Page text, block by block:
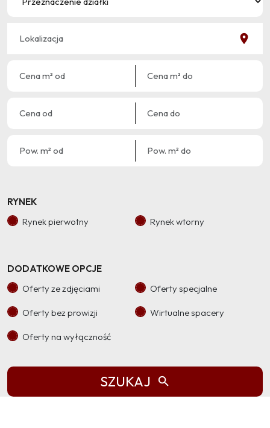
RYNEK
Rynek pierwotny
Rynek wtorny
DODATKOWE OPCJE
Oferty ze zdjęciami
Oferty specjalne
Oferty bez prowizji Wirtualne spacery
Oferty na wyłączność
SZUKAJ